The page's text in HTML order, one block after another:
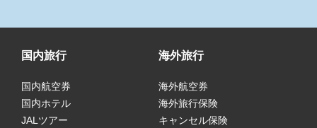
国内旅行
国内航空券
国内ホテル
JALツアー
海外旅行
海外航空券
海外旅行保険
キャンセル保険